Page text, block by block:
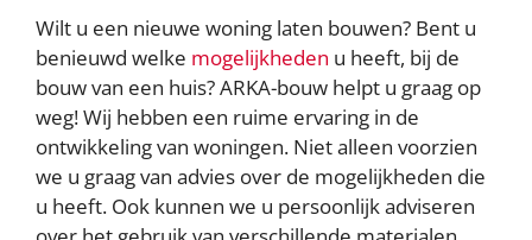
Wilt u een nieuwe woning laten bouwen? Bent u
benieuwd welke mogelijkheden u heeft, bij de
bouw van een huis? ARKA-bouw helpt u graag op
weg! Wij hebben een ruime ervaring in de
ontwikkeling van woningen. Niet alleen voorzien
we u graag van advies over de mogelijkheden die
u heeft. Ook kunnen we u persoonlijk adviseren
Contact opnemen